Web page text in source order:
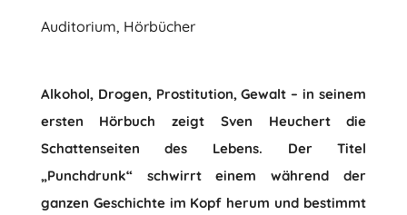
Auditorium, Hörbücher
Alkohol, Drogen, Prostitution, Gewalt – in seinem
ersten Hörbuch zeigt Sven Heuchert die
Schattenseiten des Lebens. Der Titel
„Punchdrunk“ schwirrt einem während der
ganzen Geschichte im Kopf herum und bestimmt